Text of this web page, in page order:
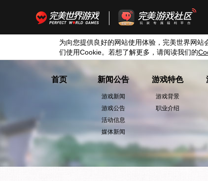
为向您提供良好的网站使用体验，完美世界网站
们使用Cookie。若想了解更多，请阅读我们的
首页 新闻公告
游戏新闻
游戏公告
活动信息
媒体新闻
游戏特色
游戏背景
职业介绍